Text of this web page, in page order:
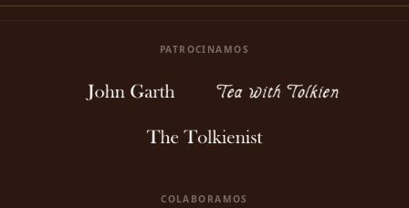
PATROCINAMOS
COLABORAMOS